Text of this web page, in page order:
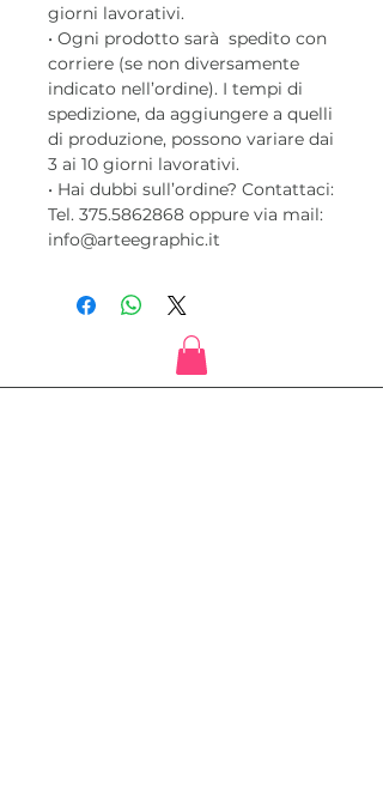
giorni lavorativi.
• Ogni prodotto sarà spedito con
corriere (se non diversamente
indicato nell’ordine). I tempi di
spedizione, da aggiungere a quelli
di produzione, possono variare dai
3 ai 10 giorni lavorativi.
• Hai dubbi sull’ordine? Contattaci:
Tel. 375.5862868 oppure via mail:
info@arteegraphic.it